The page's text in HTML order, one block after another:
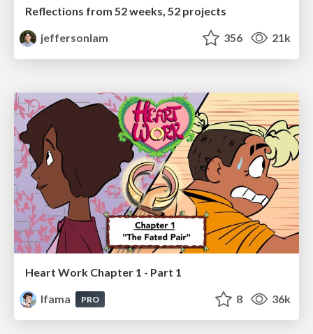
Reflections from 52 weeks, 52 projects
jeffersonlam
356 21k
Heart Work Chapter 1 - Part 1
lfama
PRO 8 36k